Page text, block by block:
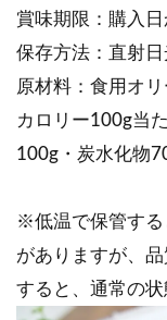
賞味期限：購入
保存方法：直射
原材料：食用オ
カロリー100g当
100g・炭水化物
※低温で保管する
がありますが、
すると、通常の状